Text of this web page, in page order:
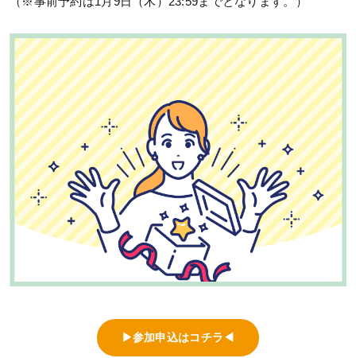
▶参加申込はコチラ◀